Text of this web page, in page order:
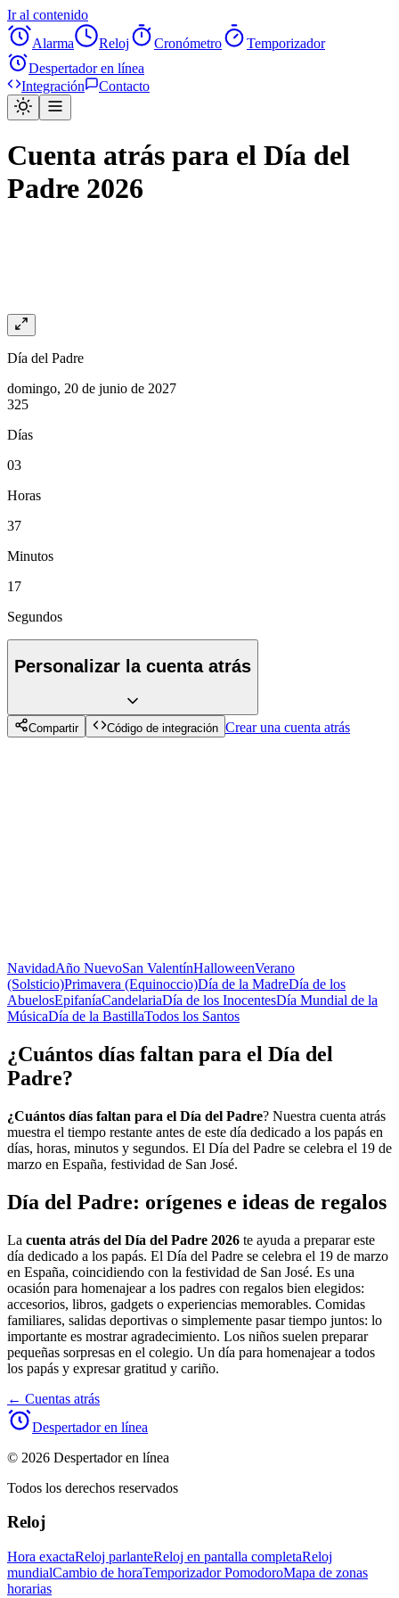
Ir al contenido
Alarma
Reloj Cronómetro
Temporizador
Despertador en línea
Integración
Contacto
Cuenta atrás para el Día del
Padre 2026
Día del Padre
domingo, 20 de junio de 2027
325
Días
03
Horas
37
Minutos
17
Segundos
Personalizar la cuenta atrás
Compartir Código de integración Crear una cuenta atrás
NavidadAño NuevoSan ValentínHalloweenVerano
(Solsticio)Primavera (Equinoccio)Día de la MadreDía de los
AbuelosEpifaníaCandelariaDía de los InocentesDía Mundial de la
MúsicaDía de la BastillaTodos los Santos
¿Cuántos días faltan para el Día del
Padre?
¿Cuántos días faltan para el Día del Padre? Nuestra cuenta atrás
muestra el tiempo restante antes de este día dedicado a los papás en
días, horas, minutos y segundos. El Día del Padre se celebra el 19 de
marzo en España, festividad de San José.
Día del Padre: orígenes e ideas de regalos
La cuenta atrás del Día del Padre 2026 te ayuda a preparar este
día dedicado a los papás. El Día del Padre se celebra el 19 de marzo
en España, coincidiendo con la festividad de San José. Es una
ocasión para homenajear a los padres con regalos bien elegidos:
accesorios, libros, gadgets o experiencias memorables. Comidas
familiares, salidas deportivas o simplemente pasar tiempo juntos: lo
importante es mostrar agradecimiento. Los niños suelen preparar
pequeñas sorpresas en el colegio. Un día para homenajear a todos
los papás y expresar gratitud y cariño.
← Cuentas atrás
Despertador en línea
© 2026 Despertador en línea
Todos los derechos reservados
Reloj
Hora exactaReloj parlanteReloj en pantalla completaReloj
mundialCambio de horaTemporizador PomodoroMapa de zonas
horarias